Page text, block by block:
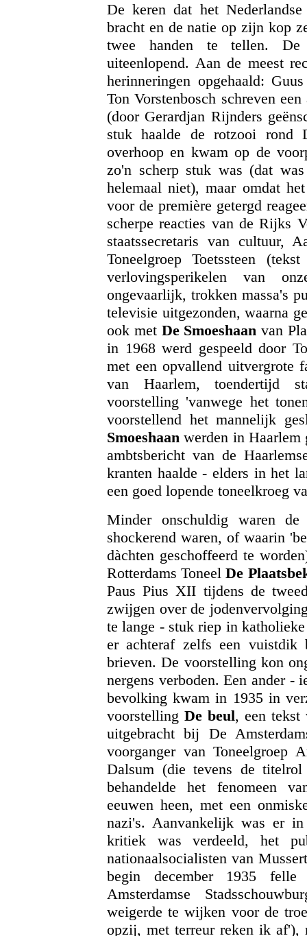
De keren dat het
bracht en de natie op zijn kop
twee handen te tellen. De
uiteenlopend. Aan de meest
herinneringen opgehaald:
Ton Vorstenbosch schreven
(door Gerardjan Rijnders
stuk haalde de rotzooi rond
overhoop en kwam op de
zo'n scherp stuk was (dat
helemaal niet), maar omdat
voor de première getergd
scherpe reacties van de Rijks
staatssecretaris van cultuur,
Toneelgroep Toetssteen
verlovingsperikelen van
ongevaarlijk, trokken massa's
televisie uitgezonden, waarna
ook met De Smoeshaan van
in 1968 werd gespeeld door
met een opvallend uitvergrote
van Haarlem, toendertijd
voorstelling 'vanwege het
voorstellend het mannelijk
Smoeshaan werden in Haarlem
ambtsbericht van de
kranten haalde - elders in het
een goed lopende toneelkroeg
Minder onschuldig waren
shockerend waren, of waarin
dàchten geschoffeerd te
Rotterdams ToneelDe
Paus Pius XII tijdens de
zwijgen over de
te lange - stuk riep in
er achteraf zelfs een vuistdik
brieven. De voorstelling kon
nergens verboden. Een ander -
bevolking kwam in 1935 in
voorstelling De beul, een tekst
uitgebracht bij De
voorganger van
Dalsum (die tevens de
behandelde het fenomeen
eeuwen heen, met een
nazi's. Aanvankelijk was er
kritiek was verdeeld, het
nationaalsocialisten van
begin december 1935
Amsterdamse
weigerde te wijken voor de
opzij, met terreur reken ik af'),